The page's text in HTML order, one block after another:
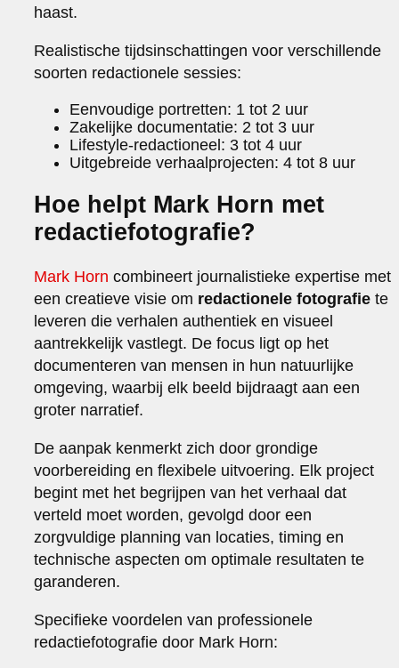
haast.
Realistische tijdsinschattingen voor verschillende
soorten redactionele sessies:
Eenvoudige portretten: 1 tot 2 uur
Zakelijke documentatie: 2 tot 3 uur
Lifestyle-redactioneel: 3 tot 4 uur
Uitgebreide verhaalprojecten: 4 tot 8 uur
Hoe helpt Mark Horn met
redactiefotografie?
Mark Horn combineert journalistieke expertise met
een creatieve visie om redactionele fotografie te
leveren die verhalen authentiek en visueel
aantrekkelijk vastlegt. De focus ligt op het
documenteren van mensen in hun natuurlijke
omgeving, waarbij elk beeld bijdraagt aan een
groter narratief.
De aanpak kenmerkt zich door grondige
voorbereiding en flexibele uitvoering. Elk project
begint met het begrijpen van het verhaal dat
verteld moet worden, gevolgd door een
zorgvuldige planning van locaties, timing en
technische aspecten om optimale resultaten te
garanderen.
Specifieke voordelen van professionele
redactiefotografie door Mark Horn: